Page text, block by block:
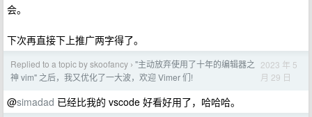
会。
下次再直接下上推广两字得了。
Replied to a topic by skoofancy › "主动放弃使用了十年的编辑器之
神 vim" 之后，我又优化了一大波，欢迎 Vimer 们!
2023 年 5
月 29 日
@simadad 已经比我的 vscode 好看好用了，哈哈哈。